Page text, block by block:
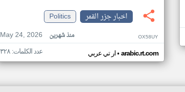
اخبار جزر القمر
Politics
May 24, 2026
منذ شهرين OX58UY
ار تي عربي• arabic.rt.com عدد الكلمات: ٣٢٨